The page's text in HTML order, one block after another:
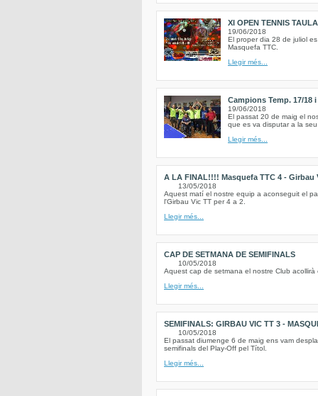
XI OPEN TENNIS
19/06/2018
El proper dia 28 de juliol
Masquefa TTC.
Llegir més...
Campions Temp. 17/18 i
19/06/2018
El passat 20 de maig el
que es va disputar a la
Llegir més...
A LA FINAL!!!! Masquefa TTC 4 - Girbau
13/05/2018
Aquest matí el nostre equip a aconseguit el
l'Girbau Vic TT per 4 a 2.
Llegir més...
CAP DE SETMANA DE SEMIFINALS
10/05/2018
Aquest cap de setmana el nostre Club
Llegir més...
SEMIFINALS: GIRBAU VIC TT 3 -
10/05/2018
El passat diumenge 6 de maig ens vam
semifinals del Play-Off pel Títol.
Llegir més...